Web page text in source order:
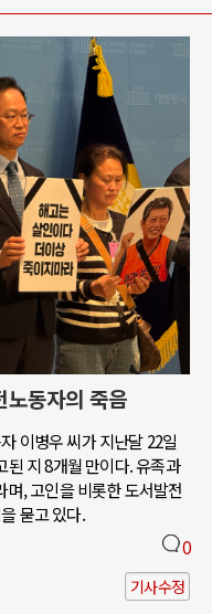
동자의 죽음
이병우 씨가 지난달 22일
된 지 8개월 만이다. 유족과
, 고인을 비롯한 도서발전
묻고 있다.
0
기사수정